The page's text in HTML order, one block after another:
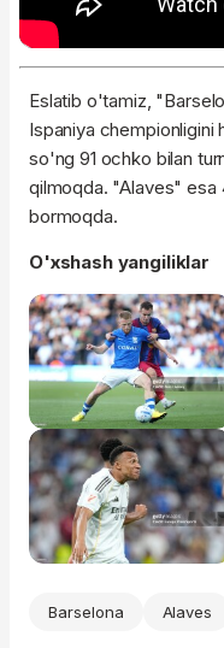
Eslatib o'tamiz,
Ispaniya chempionligini
so'ng 91 ochko bilan
qilmoqda. "Alaves" esa
bormoqda.
O'xshash yangiliklar
Barselona Alaves